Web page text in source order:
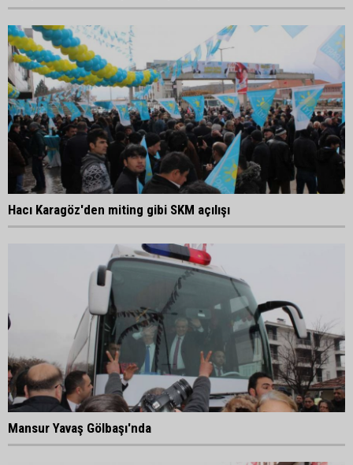
Hacı Karagöz'den miting gibi SKM açılışı
Mansur Yavaş Gölbaşı'nda